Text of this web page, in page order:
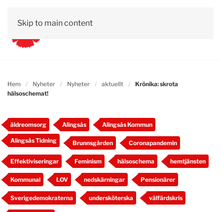
Skip to main content
Hem Nyheter Nyheter aktuellt
Krönika: skrota
hälsoschemat!
äldreomsorg Alingsås Alingsås Kommun
Alingsås Tidning Brunnsgården Coronapandemin
Effektiviseringar Feminism hälsoschema hemtjänsten
Kommunal LOV nedskärningar Pensionärer
Sverigedemokraterna undersköterska välfärdskris